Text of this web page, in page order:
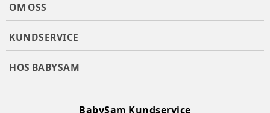
OM OSS
KUNDSERVICE
HOS BABYSAM
BabySam Kundservice